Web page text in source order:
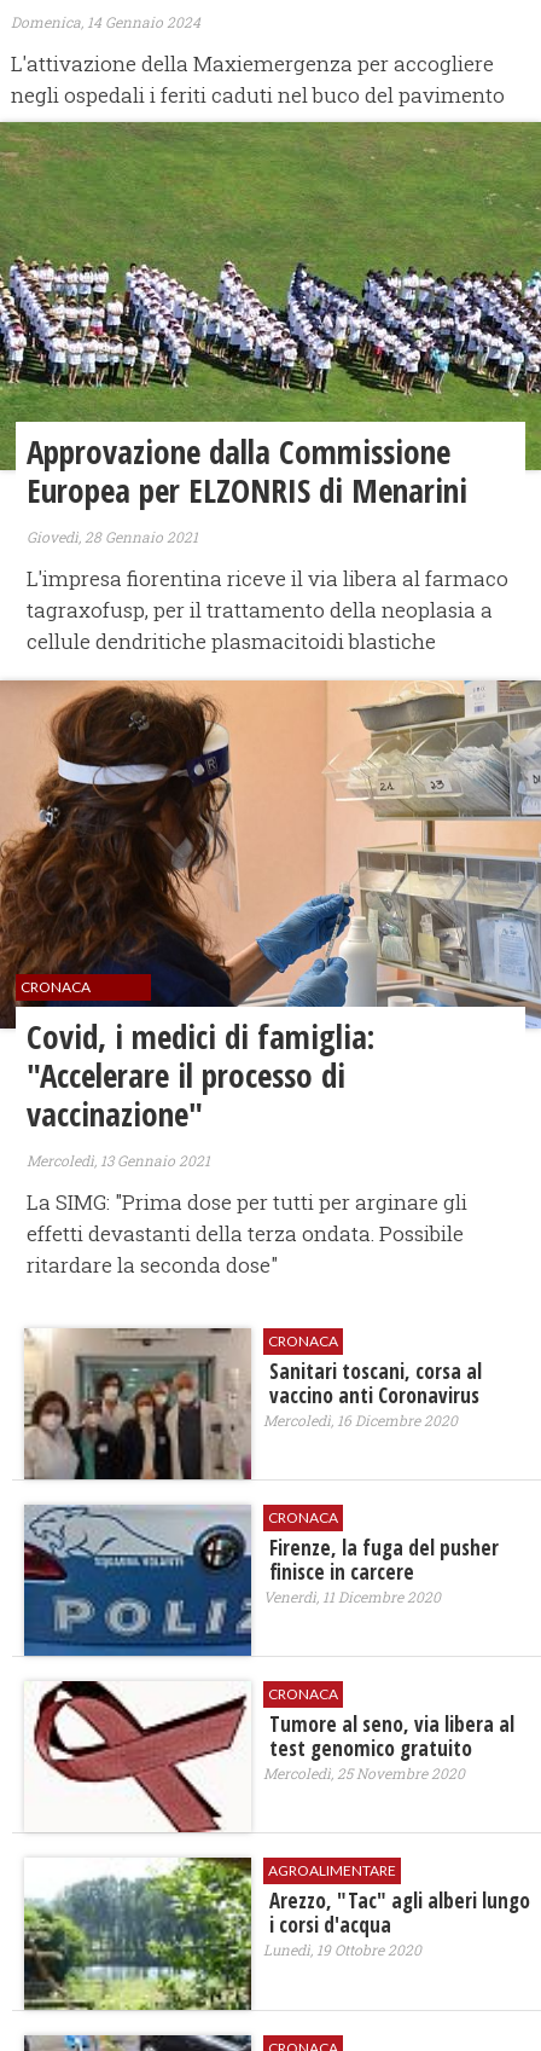
Domenica, 14 Gennaio 2024
L'attivazione della Maxiemergenza per accogliere
negli ospedali i feriti caduti nel buco del pavimento
Approvazione dalla Commissione
Europea per ELZONRIS di Menarini
Giovedì, 28 Gennaio 2021
L'impresa fiorentina riceve il via libera al farmaco
tagraxofusp, per il trattamento della neoplasia a
cellule dendritiche plasmacitoidi blastiche
CRONACA
Covid, i medici di famiglia:
"Accelerare il processo di
vaccinazione"
Mercoledì, 13 Gennaio 2021
La SIMG: "Prima dose per tutti per arginare gli
effetti devastanti della terza ondata. Possibile
ritardare la seconda dose"
CRONACA
Sanitari toscani, corsa al
vaccino anti Coronavirus
Mercoledì, 16 Dicembre 2020
CRONACA
Firenze, la fuga del pusher
finisce in carcere
Venerdì, 11 Dicembre 2020
CRONACA
Tumore al seno, via libera al
test genomico gratuito
Mercoledì, 25 Novembre 2020
AGROALIMENTARE
Arezzo, "Tac" agli alberi lungo
i corsi d'acqua
Lunedì, 19 Ottobre 2020